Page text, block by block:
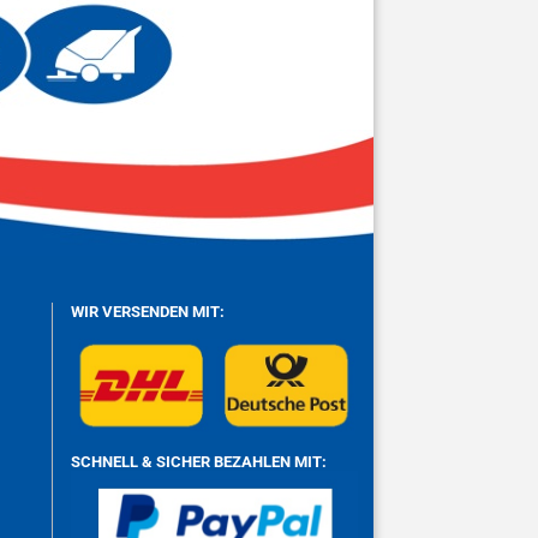
WIR VERSENDEN MIT:
SCHNELL & SICHER BEZAHLEN MIT: